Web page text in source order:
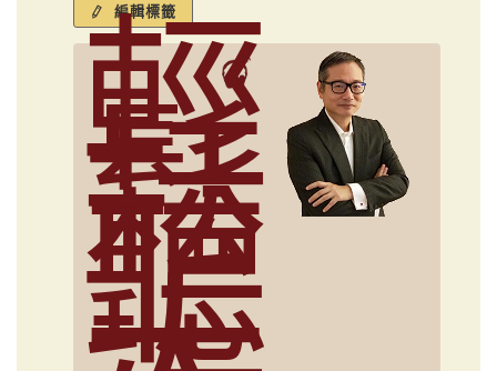
編輯標籤
輕
鬆
聽